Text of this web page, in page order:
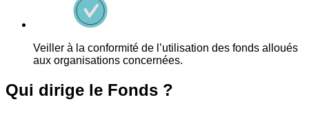
Veiller à la conformité de l’utilisation des fonds alloués
aux organisations concernées.
Qui dirige le Fonds ?